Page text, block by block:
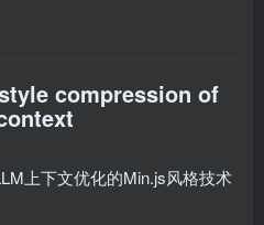
compression of
上下文优化的Min.js风格技术